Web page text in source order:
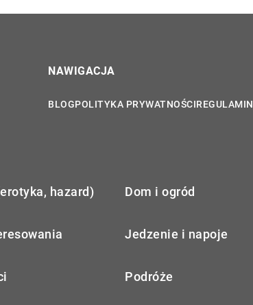
NAWIGACJA
BLOGPOLITYKA PRYWATNOŚCIREGULAMIN
hazard) Dom i ogród
Jedzenie i napoje
Podróże